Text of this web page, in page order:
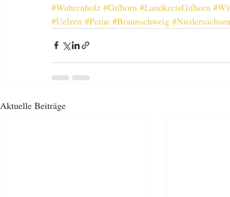
#Wahrenholz #Gifhorn #LandkreisGifhorn
#Uelzen #Peine #Braunschweig #Niedersachsen
Aktuelle Beiträge